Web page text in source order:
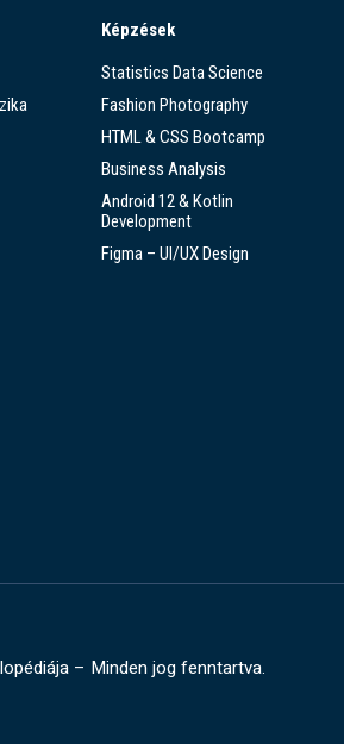
Képzések
Statistics Data Science
Fashion Photography
HTML & CSS Bootcamp
Business Analysis
Android 12 & Kotlin
Development
Figma – UI/UX Design
– Minden jog fenntartva.